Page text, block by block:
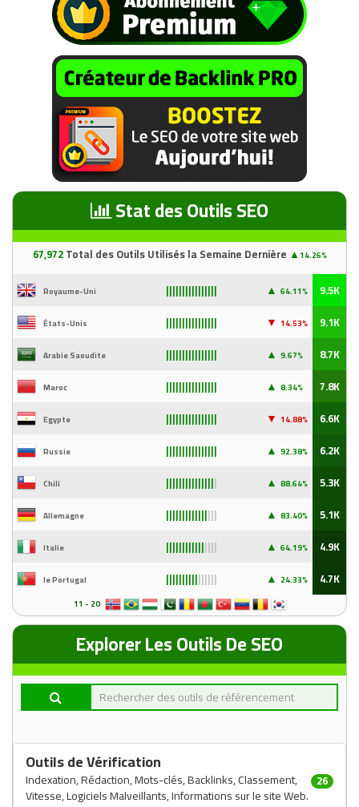
Stat des Outils SEO
67,972Total des Outils Utilisés la Semaine Dernière ▲14.26%
Royaume-Uni ▲ 64.11% 9.5K
États-Unis ▼ 14.53% 9.1K
Arabie Saoudite ▲ 9.67% 8.7K
Maroc ▲ 8.34% 7.8K
Egypte ▼ 14.88% 6.6K
Russie ▲ 92.38% 6.2K
Chili ▲ 88.64% 5.3K
Allemagne ▲ 83.40% 5.1K
Italie ▲ 64.19% 4.9K
le Portugal ▲ 24.33% 4.7K
11 - 20
Explorer Les Outils De SEO
Outils de Vérification
Indexation, Rédaction, Mots-clés, Backlinks, Classement,
Vitesse, Logiciels Malveillants, Informations sur le site Web.
26